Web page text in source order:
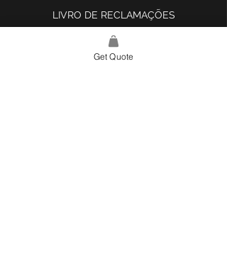
LIVRO DE RECLAMAÇÕES
Get Quote